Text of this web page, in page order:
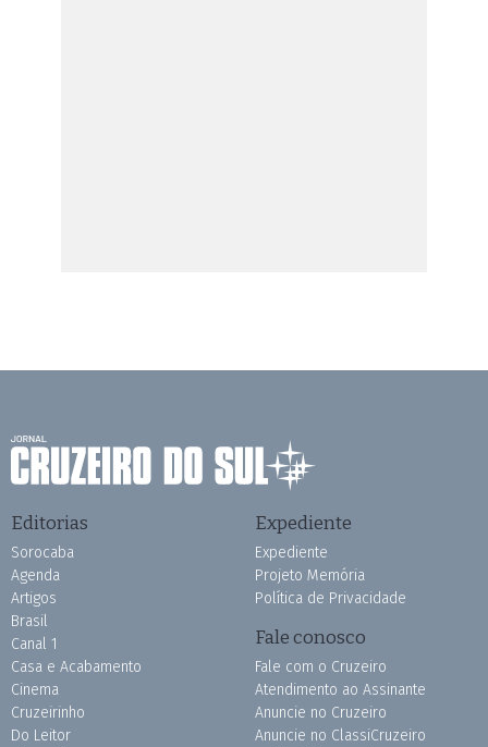
Editorias
Sorocaba
Agenda
Artigos
Brasil
Canal 1
Casa e Acabamento
Cinema
Cruzeirinho
Do Leitor
Expediente
Expediente
Projeto Memória
Política de Privacidade
Fale conosco
Fale com o Cruzeiro
Atendimento ao Assinante
Anuncie no Cruzeiro
Anuncie no ClassiCruzeiro